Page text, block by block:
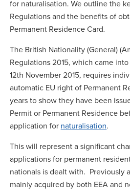
for naturalisation. We outline the
Regulations and the benefits of
Permanent Residence Card.
The British Nationality (General)
Regulations 2015, which came
12th November 2015, requires
automatic EU right of Permanent
years to show they have been
Permit or Permanent Residence
application for naturalisation.
This will represent a significant
applications for permanent
nationals is dealt with. Previously
mainly acquired by both EEA and